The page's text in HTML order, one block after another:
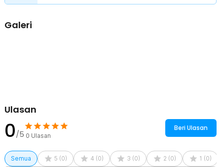
Galeri
Ulasan
0/5 0 Ulasan
Beri Ulasan
Semua 5 (0) 4 (0) 3 (0) 2 (0) 1 (0)